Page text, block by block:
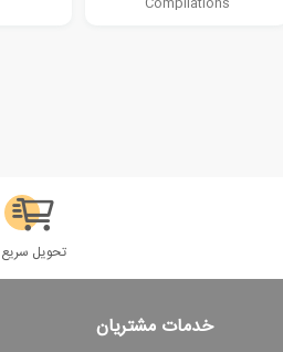
تحویل سریع
خدمات مشتریان